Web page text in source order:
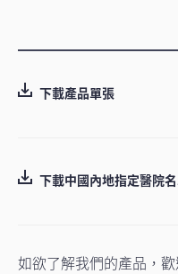
下載產品單張
下載中國內地指定醫院
如欲了解我們的產品，